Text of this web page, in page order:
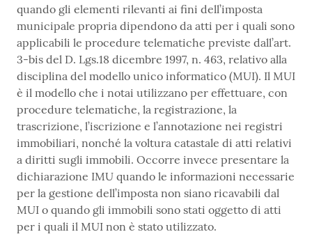
quando gli elementi rilevanti ai fini dell’imposta
municipale propria dipendono da atti per i quali sono
applicabili le procedure telematiche previste dall’art.
3-bis del D. Lgs.18 dicembre 1997, n. 463, relativo alla
disciplina del modello unico informatico (MUI). Il MUI
è il modello che i notai utilizzano per effettuare, con
procedure telematiche, la registrazione, la
trascrizione, l’iscrizione e l’annotazione nei registri
immobiliari, nonché la voltura catastale di atti relativi
a diritti sugli immobili. Occorre invece presentare la
dichiarazione IMU quando le informazioni necessarie
per la gestione dell’imposta non siano ricavabili dal
MUI o quando gli immobili sono stati oggetto di atti
per i quali il MUI non è stato utilizzato.